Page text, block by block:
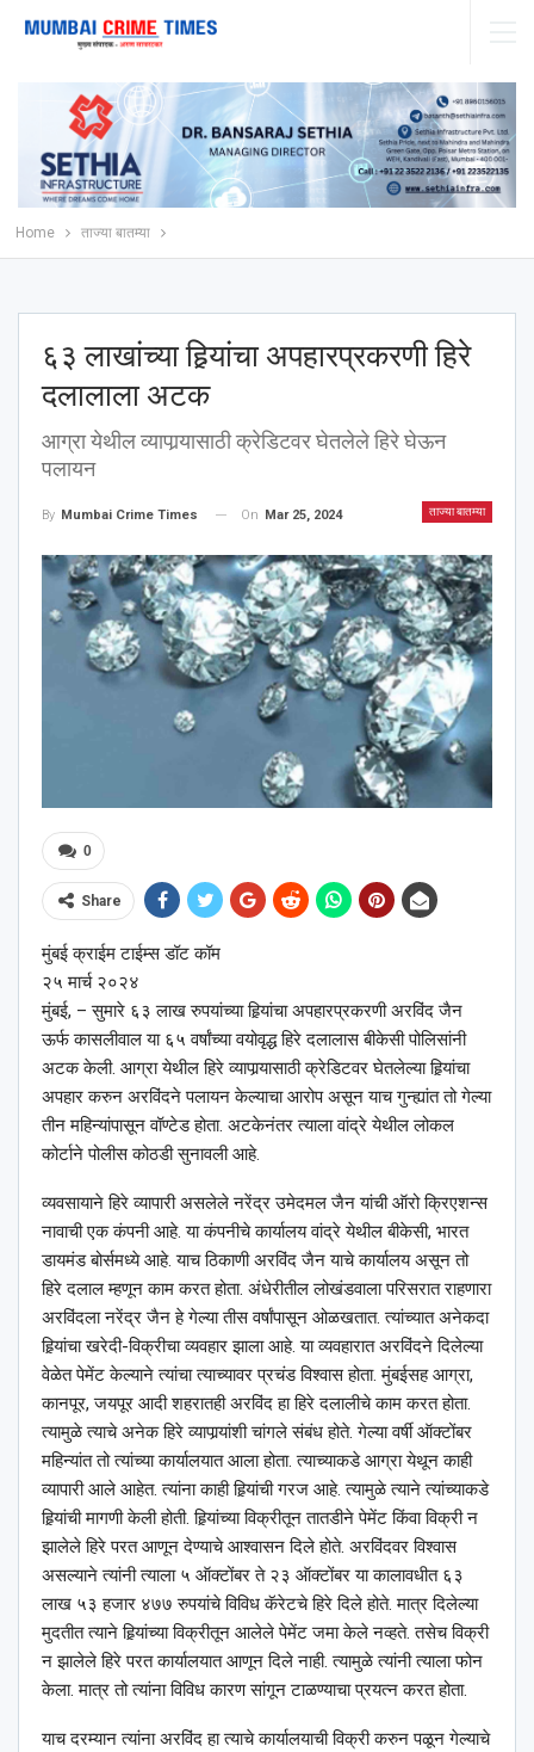
Home ताज्या बातम्या
६३ लाखांच्या हिर्‍यांचा अपहारप्रकरणी हिरे
दलालाला अटक
आग्रा येथील व्यापार्‍यासाठी क्रेडिटवर घेतलेले हिरे घेऊन
पलायन
ताज्या बातम्या
By Mumbai Crime Times On Mar 25, 2024
0
Share
मुंबई क्राईम टाईम्स डॉट कॉम
२५ मार्च २०२४
मुंबई, – सुमारे ६३ लाख रुपयांच्या हिर्‍यांचा अपहारप्रकरणी अरविंद जैन
ऊर्फ कासलीवाल या ६५ वर्षांच्या वयोवृद्ध हिरे दलालास बीकेसी पोलिसांनी
अटक केली. आग्रा येथील हिरे व्यापार्‍यासाठी क्रेडिटवर घेतलेल्या हिर्‍यांचा
अपहार करुन अरविंदने पलायन केल्याचा आरोप असून याच गुन्ह्यांत तो गेल्या
तीन महिन्यांपासून वॉण्टेड होता. अटकेनंतर त्याला वांद्रे येथील लोकल
कोर्टाने पोलीस कोठडी सुनावली आहे.
व्यवसायाने हिरे व्यापारी असलेले नरेंद्र उमेदमल जैन यांची ऑरो क्रिएशन्स
नावाची एक कंपनी आहे. या कंपनीचे कार्यालय वांद्रे येथील बीकेसी, भारत
डायमंड बोर्समध्ये आहे. याच ठिकाणी अरविंद जैन याचे कार्यालय असून तो
हिरे दलाल म्हणून काम करत होता. अंधेरीतील लोखंडवाला परिसरात राहणारा
अरविंदला नरेंद्र जैन हे गेल्या तीस वर्षांपासून ओळखतात. त्यांच्यात अनेकदा
हिर्‍यांचा खरेदी-विक्रीचा व्यवहार झाला आहे. या व्यवहारात अरविंदने दिलेल्या
वेळेत पेमेंट केल्याने त्यांचा त्याच्यावर प्रचंड विश्‍वास होता. मुंबईसह आग्रा,
कानपूर, जयपूर आदी शहरातही अरविंद हा हिरे दलालीचे काम करत होता.
त्यामुळे त्याचे अनेक हिरे व्यापार्‍यांशी चांगले संबंध होते. गेल्या वर्षी ऑक्टोंबर
महिन्यांत तो त्यांच्या कार्यालयात आला होता. त्याच्याकडे आग्रा येथून काही
व्यापारी आले आहेत. त्यांना काही हिर्‍यांची गरज आहे. त्यामुळे त्याने त्यांच्याकडे
हिर्‍यांची मागणी केली होती. हिर्‍यांच्या विक्रीतून तातडीने पेमेंट किंवा विक्री न
झालेले हिरे परत आणून देण्याचे आश्‍वासन दिले होते. अरविंदवर विश्‍वास
असल्याने त्यांनी त्याला ५ ऑक्टोंबर ते २३ ऑक्टोंबर या कालावधीत ६३
लाख ५३ हजार ४७७ रुपयांचे विविध कॅरेटचे हिरे दिले होते. मात्र दिलेल्या
मुदतीत त्याने हिर्‍यांच्या विक्रीतून आलेले पेमेंट जमा केले नव्हते. तसेच विक्री
न झालेले हिरे परत कार्यालयात आणून दिले नाही. त्यामुळे त्यांनी त्याला फोन
केला. मात्र तो त्यांना विविध कारण सांगून टाळण्याचा प्रयत्न करत होता.
याच दरम्यान त्यांना अरविंद हा त्याचे कार्यालयाची विक्री करुन पळून गेल्याचे